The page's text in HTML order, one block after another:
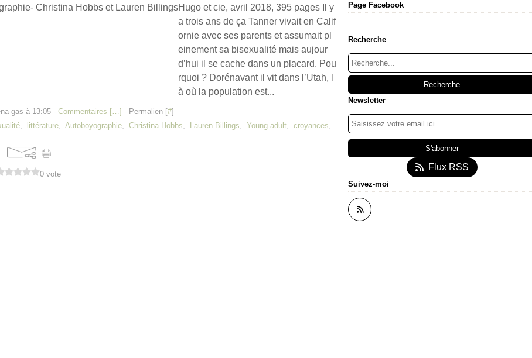
Hugo et cie, avril 2018, 395 pages Il y
a trois ans de ça Tanner vivait en Calif
ornie avec ses parents et assumait pl
einement sa bisexualité mais aujour
d’hui il se cache dans un placard. Pou
rquoi ? Dorénavant il vit dans l’Utah, l
à où la population est...
gas à 13:05 - Commentaires […] - Permalien [#]
, littérature, Autoboyographie, Christina Hobbs, Lauren Billings, Young adult, croyances,
0 vote
Page Facebook
Recherche
Newsletter
Flux RSS
Suivez-moi